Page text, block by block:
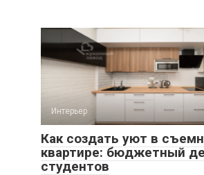
Интерьер
Как создать уют в
квартире: бюджетный
студентов